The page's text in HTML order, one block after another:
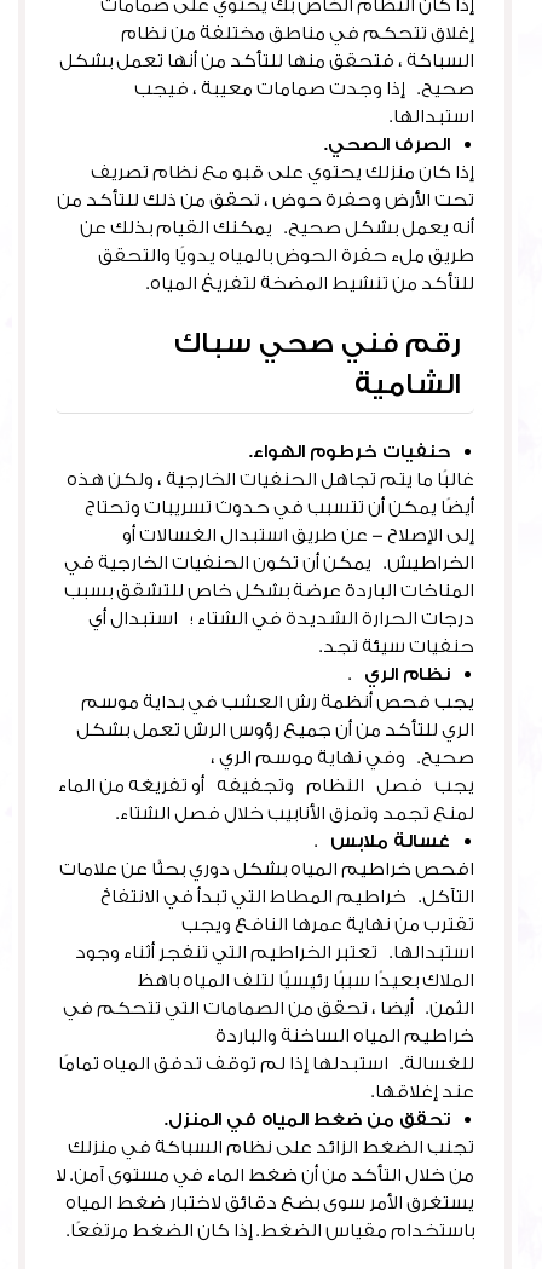
إذا كان النظام الخاص بك يحتوي على صمامات
إغلاق تتحكم في مناطق مختلفة من نظام
السباكة ، فتحقق منها للتأكد من أنها تعمل بشكل
صحيح. إذا وجدت صمامات معيبة ، فيجب
استبدالها.
الصرف الصحي.
إذا كان منزلك يحتوي على قبو مع نظام تصريف
تحت الأرض وحفرة حوض ، تحقق من ذلك للتأكد من
أنه يعمل بشكل صحيح. يمكنك القيام بذلك عن
طريق ملء حفرة الحوض بالمياه يدويًا والتحقق
للتأكد من تنشيط المضخة لتفريغ المياه.
رقم فني صحي سباك
الشامية
حنفيات خرطوم الهواء.
غالبًا ما يتم تجاهل الحنفيات الخارجية ، ولكن هذه
أيضًا يمكن أن تتسبب في حدوث تسريبات وتحتاج
إلى الإصلاح – عن طريق استبدال الغسالات أو
الخراطيش. يمكن أن تكون الحنفيات الخارجية في
المناخات الباردة عرضة بشكل خاص للتشقق بسبب
درجات الحرارة الشديدة في الشتاء ؛ استبدال أي
حنفيات سيئة تجد.
نظام الري .
يجب فحص أنظمة رش العشب في بداية موسم
الري للتأكد من أن جميع رؤوس الرش تعمل بشكل
صحيح. وفي نهاية موسم الري ،
يجب فصل النظام وتجفيفه أو تفريغه من الماء
لمنع تجمد وتمزق الأنابيب خلال فصل الشتاء.
غسالة ملابس .
افحص خراطيم المياه بشكل دوري بحثًا عن علامات
التآكل. خراطيم المطاط التي تبدأ في الانتفاخ
تقترب من نهاية عمرها النافع ويجب
استبدالها. تعتبر الخراطيم التي تنفجر أثناء وجود
الملاك بعيدًا سببًا رئيسيًا لتلف المياه باهظ
الثمن. أيضا ، تحقق من الصمامات التي تتحكم في
خراطيم المياه الساخنة والباردة
للغسالة. استبدلها إذا لم توقف تدفق المياه تمامًا
عند إغلاقها.
تحقق من ضغط المياه في المنزل.
تجنب الضغط الزائد على نظام السباكة في منزلك
من خلال التأكد من أن ضغط الماء في مستوى آمن. لا
يستغرق الأمر سوى بضع دقائق لاختبار ضغط المياه
باستخدام مقياس الضغط. إذا كان الضغط مرتفعًا.